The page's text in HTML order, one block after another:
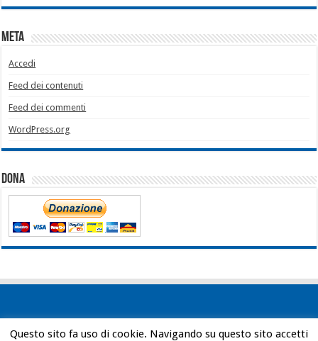
Meta
Accedi
Feed dei contenuti
Feed dei commenti
WordPress.org
Dona
Powered by WordPress| Designed by Bob Vann
Questo sito fa uso di cookie. Navigando su questo sito accetti